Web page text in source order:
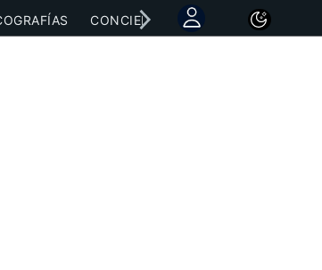
CONCIERTOS LETRAS